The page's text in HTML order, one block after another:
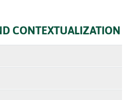
CONTEXTUALIZATION